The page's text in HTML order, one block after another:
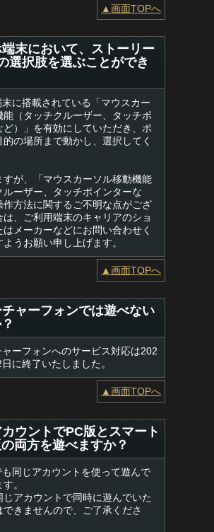
▲画面TOPへ
端末において、ストーリー
選択肢を選ぶことができ
に搭載されている「マウスカー
能（タッチクルーザー、タッチポ
ど）」を有効にしていただき、ポ
的の場所まで動かし、選択してく
すが、「マウスカーソル移動機能
ルーザー、タッチポインターな
作方法に関するご不明な点がござ
は、ご利用端末のキャリアのショ
はメーカーなどにお問い合わせく
うお願い申し上げます。
▲画面TOPへ
チャーフォンでは遊べない
ーフォンへのサービス対応は202
に終了いたしました。
▲画面TOPへ
カウントでPC版とスマート
両方を遊べますか？
同じアカウントを使って遊んで
。
じアカウントで同時に遊んでいた
できませんので、ご了承くださ